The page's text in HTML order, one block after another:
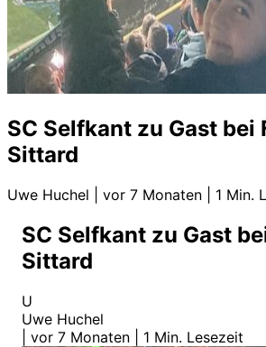
SC Selfkant zu Gast bei
Sittard
Uwe Huchel vor 7 Monaten 1 Min.
SC Selfkant zu Gast
Sittard
U
Uwe Huchel
vor 7 Monaten 1 Min. Lesezeit